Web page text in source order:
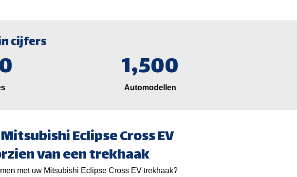
cijfers
1,500
Automodellen
Eclipse Cross EV
van een trekhaak
met uw Mitsubishi Eclipse Cross EV trekhaak?